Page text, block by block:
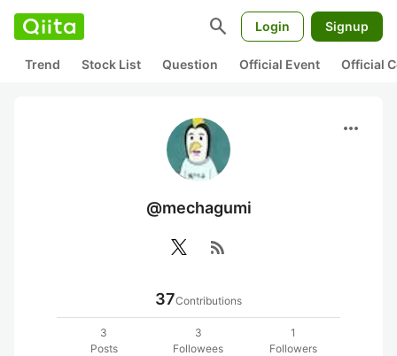
search Login Signup
Trend Stock List Question Official Event Official
more_horiz
@mechagumi
rss_feed
37Contributions
3
Posts
3
Followees
1
Followers